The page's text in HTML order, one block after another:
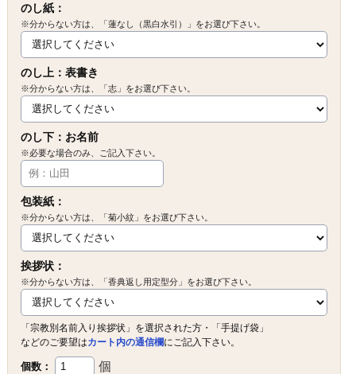
のし紙：
※分からない方は、「蓮なし（黒白水引）」をお選び下さい。
のし上：表書き
※分からない方は、「志」をお選び下さい。
のし下：お名前
※必要な場合のみ、ご記入下さい。
包装紙：
※分からない方は、「菊小紋」をお選び下さい。
挨拶状：
※分からない方は、「香典返し用定型分」をお選び下さい。
「宗教別名前入り挨拶状」を選択された方・「手提げ袋」
などのご要望はカート内の通信欄にご記入下さい。
個数： 個